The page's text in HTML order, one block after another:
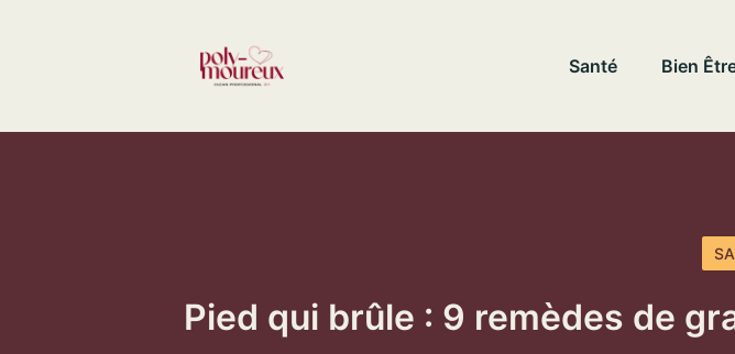
Santé Bien
Pied qui brûle : 9 remèdes de